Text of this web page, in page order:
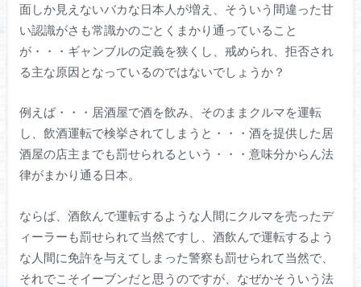
面しか見えないバカな日本人が増え、そういう間違った甘
い認識がさも常識かのごとくまかり通っていること
が・・・ギャンブルの定義を狭くし、戒められ、拒否され
る主な原因となっているのではないでしょうか？
例えば・・・居酒屋で酒を飲み、そのままクルマを運転
し、飲酒運転で検挙されてしまうと・・・酒を提供した居
酒屋の店主までも罰せられるという・・・意味分からん法
律がまかり通る日本。
ならば、酒飲んで運転するような人間にクルマを売ったデ
ィーラーも罰せられて当然ですし、酒飲んで運転するよう
な人間に免許を与えてしまった警察も罰せられて当然で、
それでこそイーブンだと思うのですが、なぜかそういう法